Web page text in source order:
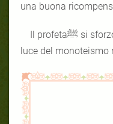
una buona
Il profetaﷺ si sforzò molto e rimase paziente a lungo durante il periodo di trasmissione del messaggio, finchè la
luce del monoteismo